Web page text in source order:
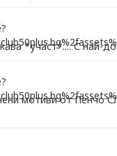
*участ*.... С най-
мотиви от Пенчо